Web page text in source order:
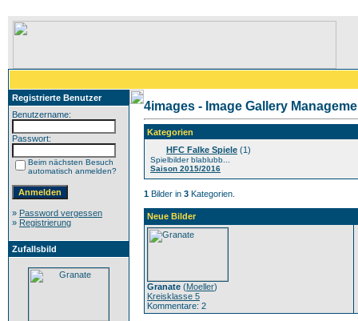
Registrierte Benutzer
Benutzername:
Passwort:
Beim nächsten Besuch
automatisch anmelden?
» Password vergessen
» Registrierung
Zufallsbild
4images - Image Gallery
Kategorien
HFC Falke Spiele (1)
Spielbilder blablubb...
Saison 2015/2016
1 Bilder in 3 Kategorien.
Neue Bilder
Granate (Moeller)
Kreisklasse 5
Kommentare: 2